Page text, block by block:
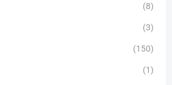
(8)
(3)
(150)
(1)